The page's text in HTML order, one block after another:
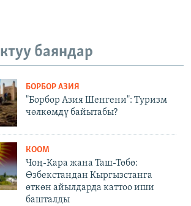
баяндар
БОРБОР АЗИЯ
"Борбор Азия Шенгени": Туризм
чөлкөмдү байытабы?
КООМ
Чоң-Кара жана Таш-Төбө:
Өзбекстандан Кыргызстанга
өткөн айылдарда каттоо иши
башталды